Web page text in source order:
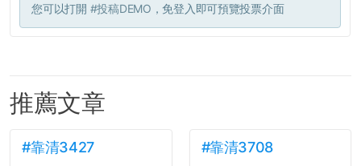
您可以打開 #投稿DEMO ，免登入即可預覽投票介面
推薦文章
#靠清3427 #靠清3708